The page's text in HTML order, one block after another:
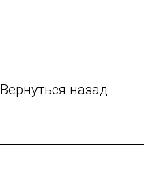
Вернуться назад